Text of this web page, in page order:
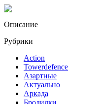
Описание
Рубрики
Action
Towerdefence
Азартные
Актуально
Аркада
Бродилки